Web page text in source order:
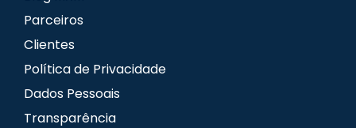
Parceiros
Clientes
Política de Privacidade
Dados Pessoais
Transparência